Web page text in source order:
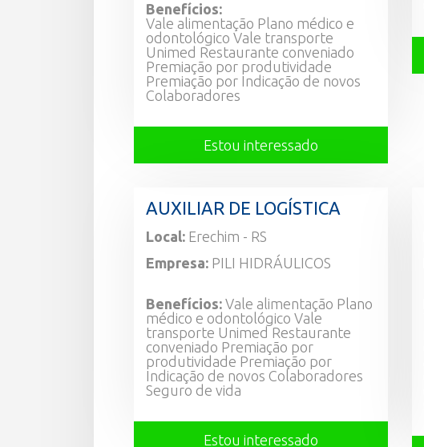
Benefícios:
Vale alimentação Plano médico e
odontológico Vale transporte
Unimed Restaurante conveniado
Premiação por produtividade
Premiação por Indicação de novos
Colaboradores
Estou interessado
AUXILIAR DE LOGÍSTICA
Local: Erechim - RS
Empresa: PILI HIDRÁULICOS
Benefícios: Vale alimentação Plano
médico e odontológico Vale
transporte Unimed Restaurante
conveniado Premiação por
produtividade Premiação por
Indicação de novos Colaboradores
Seguro de vida
Estou interessado